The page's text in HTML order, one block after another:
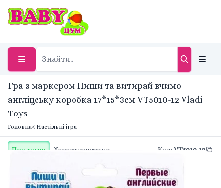
Гра з маркером Пиши та витирай вчимо
англіцську коробка 17*15*3см VT5010-12 Vladi
Toys
Головна< Настільні ігри
Про товар Характеристики Код: VT5010-12